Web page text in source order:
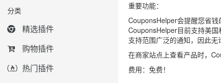
分类
精选插件
购物插件
热门插件
重要功能：
CouponsHelper会提醒您省
CouponsHelper目前支持美
支持范围广泛的通知，因此
在商家站点上查看产品时，
费用：免费！